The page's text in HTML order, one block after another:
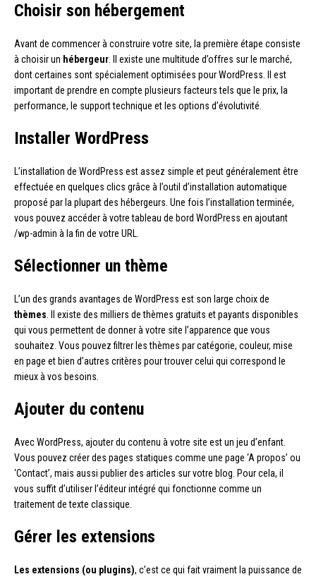
Choisir son hébergement
Avant de commencer à construire votre site, la première étape consiste
à choisir un hébergeur. Il existe une multitude d’offres sur le marché,
dont certaines sont spécialement optimisées pour WordPress. Il est
important de prendre en compte plusieurs facteurs tels que le prix, la
performance, le support technique et les options d’évolutivité.
Installer WordPress
L’installation de WordPress est assez simple et peut généralement être
effectuée en quelques clics grâce à l’outil d’installation automatique
proposé par la plupart des hébergeurs. Une fois l’installation terminée,
vous pouvez accéder à votre tableau de bord WordPress en ajoutant
/wp-admin à la fin de votre URL.
Sélectionner un thème
L’un des grands avantages de WordPress est son large choix de
thèmes. Il existe des milliers de thèmes gratuits et payants disponibles
qui vous permettent de donner à votre site l’apparence que vous
souhaitez. Vous pouvez filtrer les thèmes par catégorie, couleur, mise
en page et bien d’autres critères pour trouver celui qui correspond le
mieux à vos besoins.
Ajouter du contenu
Avec WordPress, ajouter du contenu à votre site est un jeu d’enfant.
Vous pouvez créer des pages statiques comme une page ‘A propos’ ou
‘Contact’, mais aussi publier des articles sur votre blog. Pour cela, il
vous suffit d’utiliser l’éditeur intégré qui fonctionne comme un
traitement de texte classique.
Gérer les extensions
Les extensions (ou plugins), c’est ce qui fait vraiment la puissance de